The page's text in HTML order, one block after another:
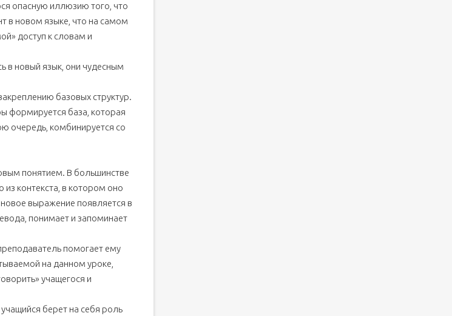
опасную иллюзию того, что
в новом языке, что на самом
доступ к словам и
в новый язык, они чудесным
базовых структур.
формируется база, которая
очередь, комбинируется со
понятием. В большинстве
из контекста, в котором оно
выражение появляется в
понимает и запоминает
помогает ему
на данном уроке,
учащегося и
берет на себя роль